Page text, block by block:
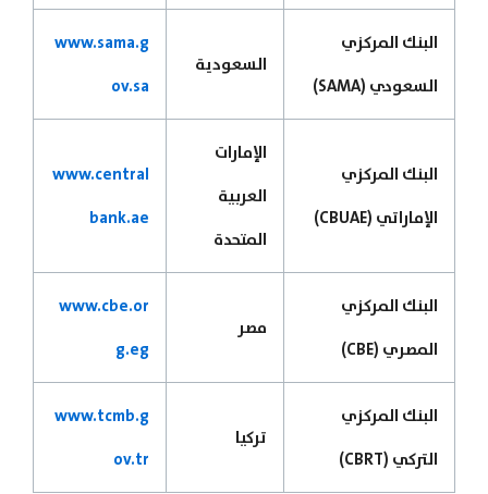
البنك المركزي
السعودي (SAMA)
السعودية
www.sama.g
ov.sa
البنك المركزي
الإماراتي (CBUAE)
الإمارات
العربية
المتحدة
www.central
bank.ae
البنك المركزي
المصري (CBE)
مصر
www.cbe.or
g.eg
البنك المركزي
التركي (CBRT)
تركيا
www.tcmb.g
ov.tr